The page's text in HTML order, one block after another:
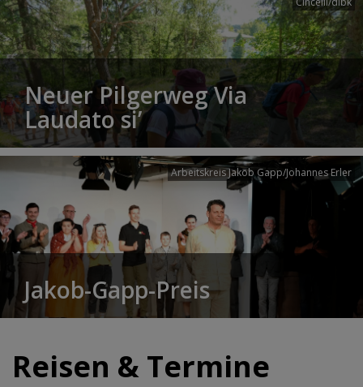
Neuer Pilgerweg Via
Laudato si’
Arbeitskreis Jakob Gapp/Johannes Erler
Jakob-Gapp-Preis
Reisen & Termine